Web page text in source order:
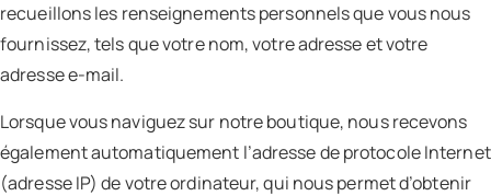
recueillons les renseignements personnels que vous nous
fournissez, tels que votre nom, votre adresse et votre
adresse e-mail.
Lorsque vous naviguez sur notre boutique, nous recevons
également automatiquement l’adresse de protocole Internet
(adresse IP) de votre ordinateur, qui nous permet d’obtenir